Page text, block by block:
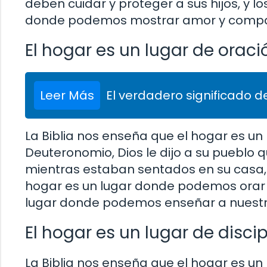
donde podemos mostrar amor y
El hogar es un lugar de
Leer Más El verdadero significado
La Biblia nos enseña que el hogar es
Deuteronomio, Dios le dijo a su pueblo
mientras estaban sentados en su
hogar es un lugar donde podemos orar
lugar donde podemos enseñar a
El hogar es un lugar de
La Biblia nos enseña que el hogar es